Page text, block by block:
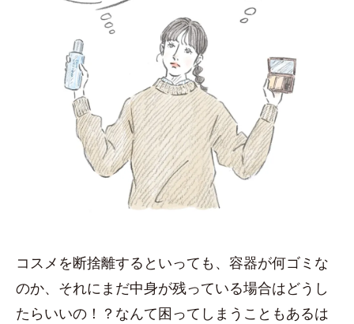
コスメを断捨離するといっても、容器が何ゴミな
のか、それにまだ中身が残っている場合はどうし
たらいいの！？なんて困ってしまうこともあるは